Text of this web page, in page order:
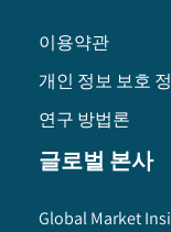
이용약관
개인 정보 보호
연구 방법론
글로벌 본사
Global Market